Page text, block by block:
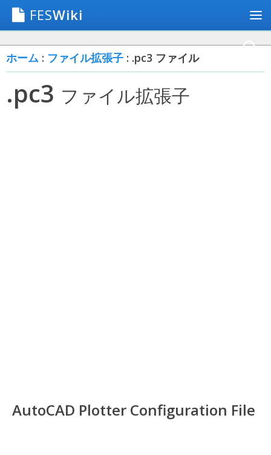
FESWiki
ホーム : ファイル拡張子 : .pc3 ファイル
.pc3 ファイル拡張子
AutoCAD Plotter Configuration File